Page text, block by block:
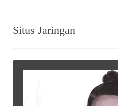
Situs Jaringan